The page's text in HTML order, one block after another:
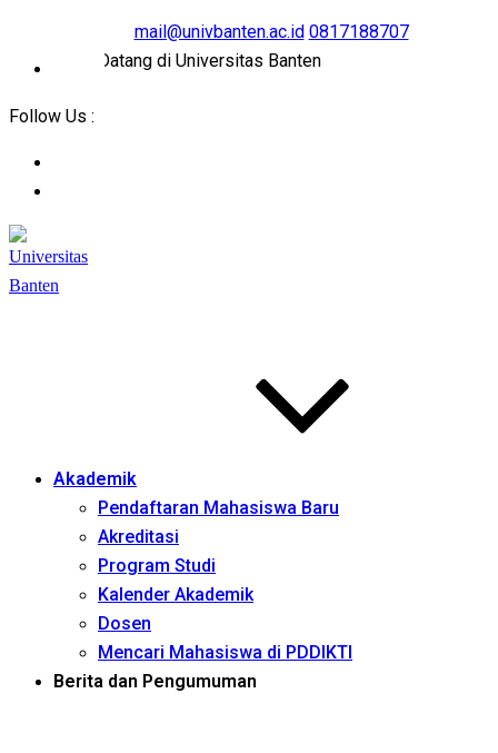
mail@univbanten.ac.id 0817188707
Selamat Datang di Universitas Banten
Follow Us :
Akademik
Pendaftaran Mahasiswa Baru
Akreditasi
Program Studi
Kalender Akademik
Dosen
Mencari Mahasiswa di PDDIKTI
Berita dan Pengumuman